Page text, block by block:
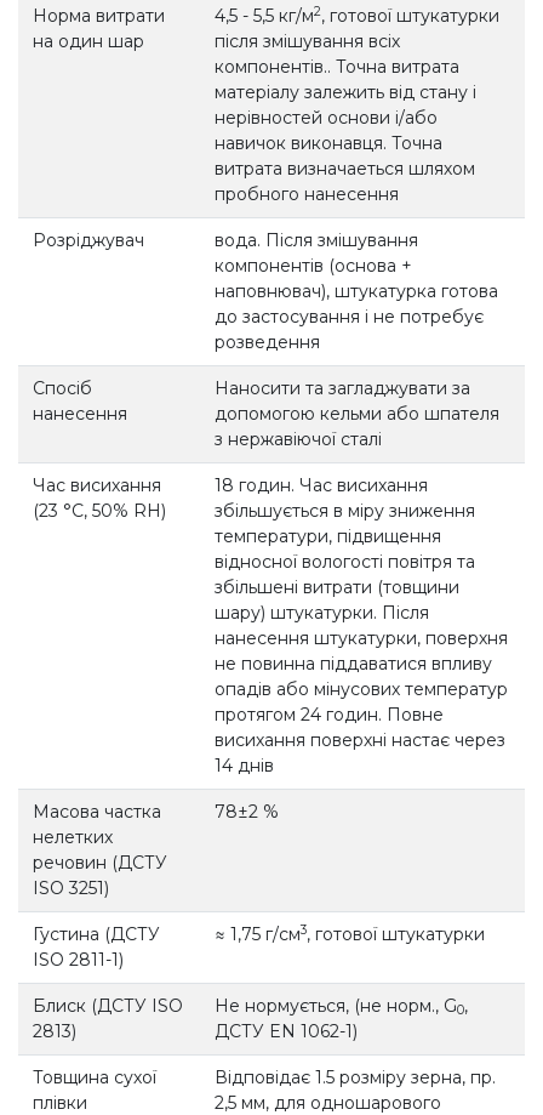
Норма витрати
на один шар
4,5 - 5,5 кг/м2, готової штукатурки
після змішування всіх
компонентів.. Точна витрата
матеріалу залежить від стану і
нерівностей основи і/або
навичок виконавця. Точна
витрата визначаеться шляхом
пробного нанесення
Розріджувач
вода. Після змішування
компонентів (основа +
наповнювач), штукатурка готова
до застосування і не потребує
розведення
Спосіб
нанесення
Наносити та загладжувати за
допомогою кельми або шпателя
з нержавіючої сталі
Час висихання
(23 °С, 50% RH)
18 годин. Час висихання
збільшується в міру зниження
температури, підвищення
відносної вологості повітря та
збільшені витрати (товщини
шару) штукатурки. Після
нанесення штукатурки, поверхня
не повинна піддаватися впливу
опадів або мінусових температур
протягом 24 годин. Повне
висихання поверхні настає через
14 днів
Масова частка
нелетких
речовин (ДСТУ
ISO 3251)
78±2 %
Густина (ДСТУ
ISO 2811-1)
≈ 1,75 г/см3, готової штукатурки
Блиск (ДСТУ ISO
2813)
Не нормується, (не норм., G0,
ДСТУ EN 1062-1)
Товщина сухої
плівки
Відповідає 1.5 розміру зерна, пр.
2,5 мм, для одношарового